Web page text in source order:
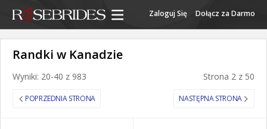
Zaloguj Się Dołącz za Darmo
Randki w Kanadzie
POPRZEDNIA STRONA
Strona 2 z 50
NASTĘPNA STRONA
Wyniki: 20-40 z 983